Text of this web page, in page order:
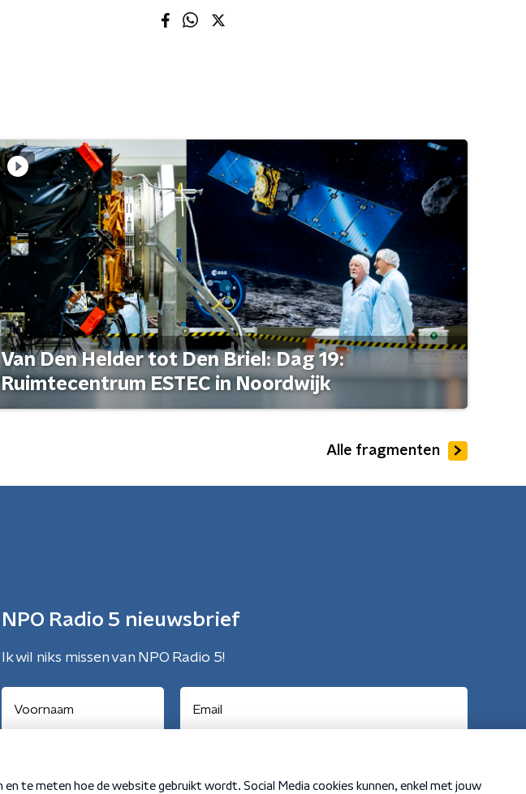
Van Den Helder tot Den Briel: Dag 19:
Ruimtecentrum ESTEC in Noordwijk
Alle fragmenten
NPO Radio 5 nieuwsbrief
Ik wil niks missen van NPO Radio 5!